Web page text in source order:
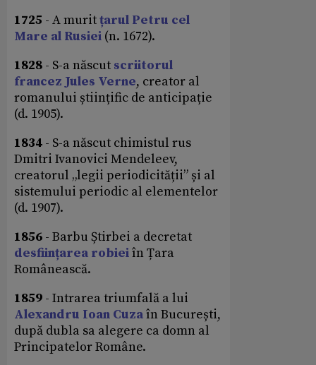
1725 - A muritțarul Petru cel
Mare al Rusiei (n. 1672).
1828 - S-a născut scriitorul
francez Jules Verne, creator al
romanului științific de anticipație
(d. 1905).
1834 - S-a născut chimistul rus
Dmitri Ivanovici Mendeleev,
creatorul „legii periodicității” și al
sistemului periodic al elementelor
(d. 1907).
1856 - Barbu Știrbei a decretat
desființarea robieiîn Țara
Românească.
1859 - Intrarea triumfală a lui
Alexandru Ioan Cuzaîn București,
după dubla sa alegere ca domn al
Principatelor Române.